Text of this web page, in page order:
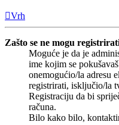
Vrh
Zašto se ne mogu
Moguće je da je
ime kojim se
onemogućio/la adresu
registrirati, isključio/la
Registraciju da bi
računa.
Bilo kako bilo,